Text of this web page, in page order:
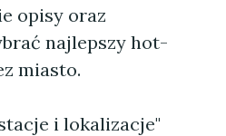
opisy oraz
najlepszy hot-
miasto.
i lokalizacje"